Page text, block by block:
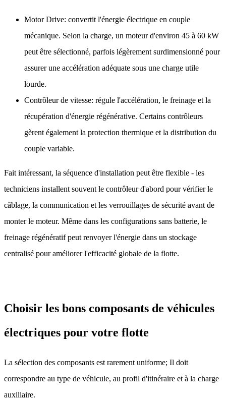
Motor Drive: convertit l'énergie électrique en couple
mécanique. Selon la charge, un moteur d'environ 45 à 60 kW
peut être sélectionné, parfois légèrement surdimensionné pour
assurer une accélération adéquate sous une charge utile
lourde.
Contrôleur de vitesse: régule l'accélération, le freinage et la
récupération d'énergie régénérative. Certains contrôleurs
gèrent également la protection thermique et la distribution du
couple variable.
Fait intéressant, la séquence d'installation peut être flexible - les
techniciens installent souvent le contrôleur d'abord pour vérifier le
câblage, la communication et les verrouillages de sécurité avant de
monter le moteur. Même dans les configurations sans batterie, le
freinage régénératif peut renvoyer l'énergie dans un stockage
centralisé pour améliorer l'efficacité globale de la flotte.
Choisir les bons composants de véhicules
électriques pour votre flotte
La sélection des composants est rarement uniforme; Il doit
correspondre au type de véhicule, au profil d'itinéraire et à la charge
auxiliaire.